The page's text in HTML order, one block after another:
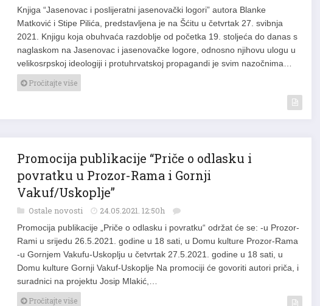
Knjiga “Jasenovac i poslijeratni jasenovački logori” autora Blanke
Matković i Stipe Pilića, predstavljena je na Šćitu u četvrtak 27. svibnja
2021. Knjigu koja obuhvaća razdoblje od početka 19. stoljeća do danas s
naglaskom na Jasenovac i jasenovačke logore, odnosno njihovu ulogu u
velikosrpskoj ideologiji i protuhrvatskoj propagandi je svim nazočnima…
Pročitajte više
Promocija publikacije “Priče o odlasku i
povratku u Prozor-Rama i Gornji
Vakuf/Uskoplje”
Ostale novosti 24.05.2021. 12:50h
Promocija publikacije „Priče o odlasku i povratku“ održat će se: -u Prozor-
Rami u srijedu 26.5.2021. godine u 18 sati, u Domu kulture Prozor-Rama
-u Gornjem Vakufu-Uskoplju u četvrtak 27.5.2021. godine u 18 sati, u
Domu kulture Gornji Vakuf-Uskoplje Na promociji će govoriti autori priča, i
suradnici na projektu Josip Mlakić,…
Pročitajte više